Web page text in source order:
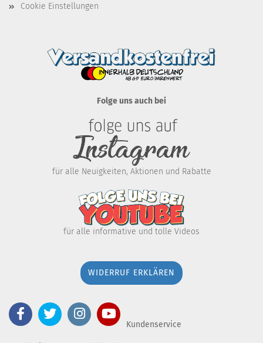
Cookie Einstellungen
Folge uns auch bei
für alle Neuigkeiten, Aktionen und Rabatte
für alle informative und tolle Videos
WIDERRUF ERKLÄREN
Kundenservice